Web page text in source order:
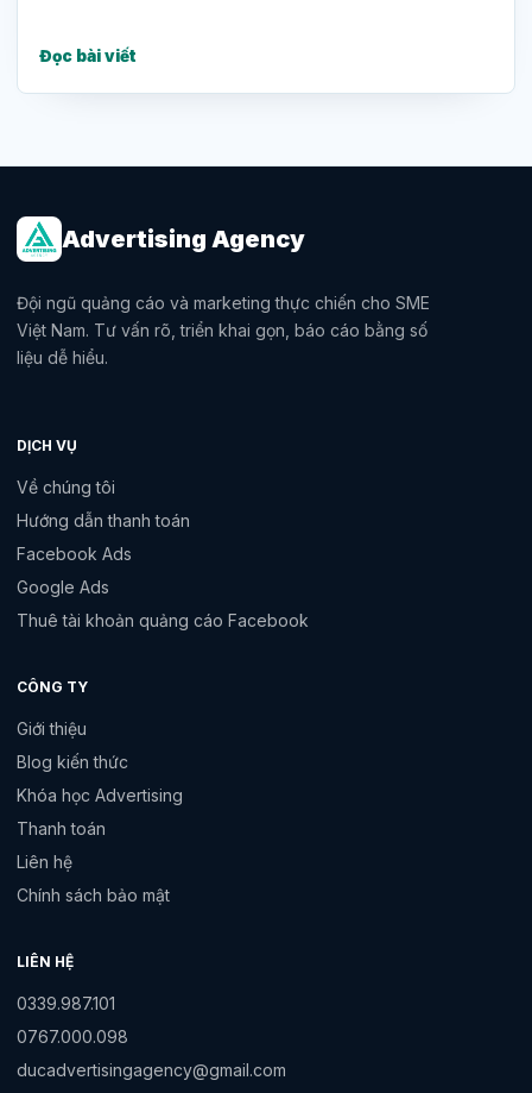
Đọc bài viết
Advertising Agency
Đội ngũ quảng cáo và marketing thực chiến cho SME
Việt Nam. Tư vấn rõ, triển khai gọn, báo cáo bằng số
liệu dễ hiểu.
DỊCH VỤ
Về chúng tôi
Hướng dẫn thanh toán
Facebook Ads
Google Ads
Thuê tài khoản quảng cáo Facebook
CÔNG TY
Giới thiệu
Blog kiến thức
Khóa học Advertising
Thanh toán
Liên hệ
Chính sách bảo mật
LIÊN HỆ
0339.987.101
0767.000.098
ducadvertisingagency@gmail.com